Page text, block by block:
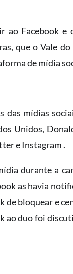
ao Facebook
que o Vale
de mídia
das mídias
Unidos,
e Instagram .
durante a
as havia
de bloquear e
ao duo foi